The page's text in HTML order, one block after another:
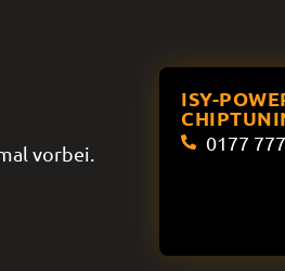
vorbei.
ISY-
0177